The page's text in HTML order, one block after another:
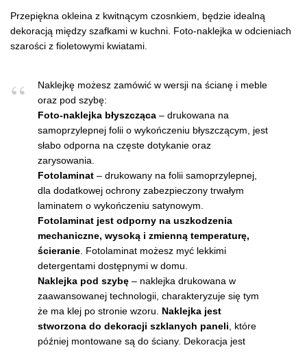
Przepiękna okleina z kwitnącym czosnkiem, będzie idealną
dekoracją między szafkami w kuchni. Foto-naklejka w odcieniach
szarości z fioletowymi kwiatami.
Naklejkę możesz zamówić w wersji na ścianę i meble
oraz pod szybę:
Foto-naklejka błyszcząca – drukowana na
samoprzylepnej folii o wykończeniu błyszczącym, jest
słabo odporna na częste dotykanie oraz
zarysowania.
Fotolaminat – drukowany na folii samoprzylepnej,
dla dodatkowej ochrony zabezpieczony trwałym
laminatem o wykończeniu satynowym.
Fotolaminat jest odporny na uszkodzenia
mechaniczne, wysoką i zmienną temperaturę,
ścieranie . Fotolaminat możesz myć lekkimi
detergentami dostępnymi w domu.
Naklejka pod szybę – naklejka drukowana w
zaawansowanej technologii, charakteryzuje się tym
że ma klej po stronie wzoru. Naklejka jest
stworzona do dekoracji szklanych paneli , które
później montowane są do ściany. Dekoracja jest